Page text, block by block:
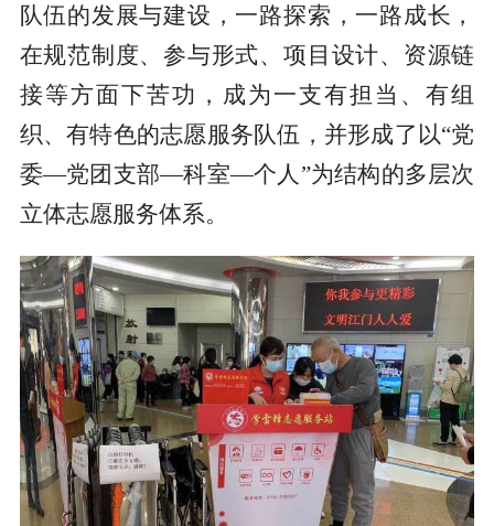
队伍的发展与建设，一路探索，一路成长，
在规范制度、参与形式、项目设计、资源链
接等方面下苦功，成为一支有担当、有组
织、有特色的志愿服务队伍，并形成了以“党
委—党团支部—科室—个人”为结构的多层次
立体志愿服务体系。